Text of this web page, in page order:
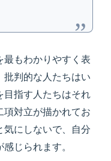
最もわかりやすく表
批判的な人たちはい
目指す人たちはそれ
項対立が描かれてお
気にしないで、自分
じられます。